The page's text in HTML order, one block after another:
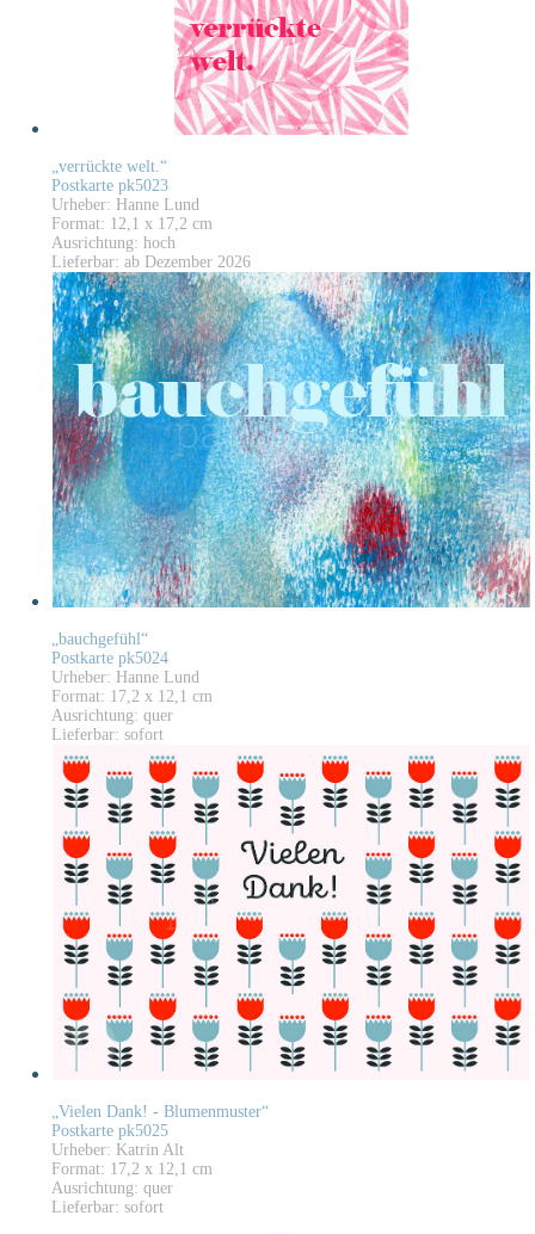
„verrückte welt.“
Postkarte pk5023
Urheber: Hanne Lund
Format: 12,1 x 17,2 cm
Ausrichtung: hoch
Lieferbar: ab Dezember 2026
„bauchgefühl“
Postkarte pk5024
Urheber: Hanne Lund
Format: 17,2 x 12,1 cm
Ausrichtung: quer
Lieferbar: sofort
„Vielen Dank! - Blumenmuster“
Postkarte pk5025
Urheber: Katrin Alt
Format: 17,2 x 12,1 cm
Ausrichtung: quer
Lieferbar: sofort